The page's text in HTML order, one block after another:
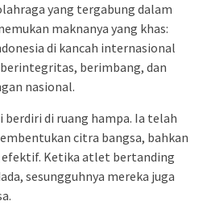
yang tergabung dalam
maknanya yang khas:
di kancah internasional
berimbang, dan
nasional.
di ruang hampa. Ia telah
citra bangsa, bahkan
Ketika atlet bertanding
sesungguhnya mereka juga